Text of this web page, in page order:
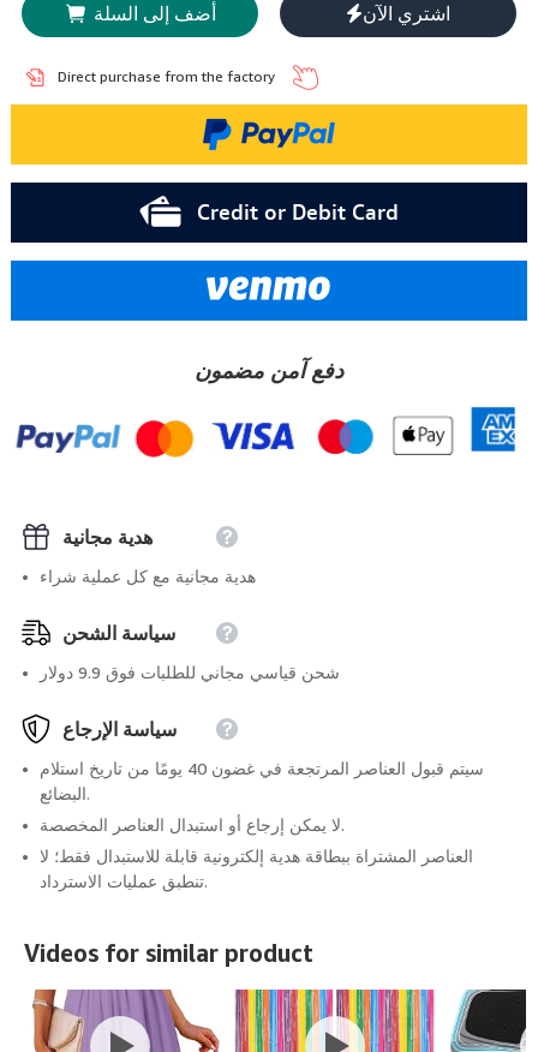
أضف إلى السلة اشتري الآن
Direct purchase from the factory
Credit or Debit Card
دفع آمن مضمون
هدية مجانية
هدية مجانية مع كل عملية شراء
سياسة الشحن
شحن قياسي مجاني للطلبات فوق 9.9 دولار
سياسة الإرجاع
سيتم قبول العناصر المرتجعة في غضون 40 يومًا من تاريخ استلام
البضائع.
لا يمكن إرجاع أو استبدال العناصر المخصصة.
العناصر المشتراة ببطاقة هدية إلكترونية قابلة للاستبدال فقط؛ لا
تنطبق عمليات الاسترداد.
Videos for similar product